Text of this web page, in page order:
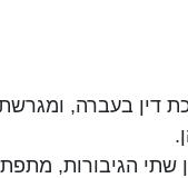
דין בעברה,
שתי הגיבורות,